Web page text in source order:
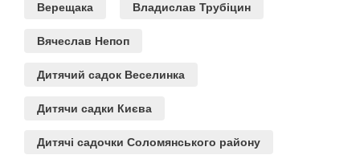
Верещака Владислав Трубіцин
Вячеслав Непоп
Дитячий садок Веселинка
Дитячи садки Києва
Дитячі садочки Соломянського району